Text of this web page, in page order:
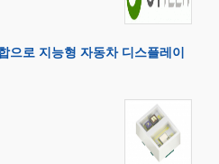
으로 지능형 자동차 디스플레이